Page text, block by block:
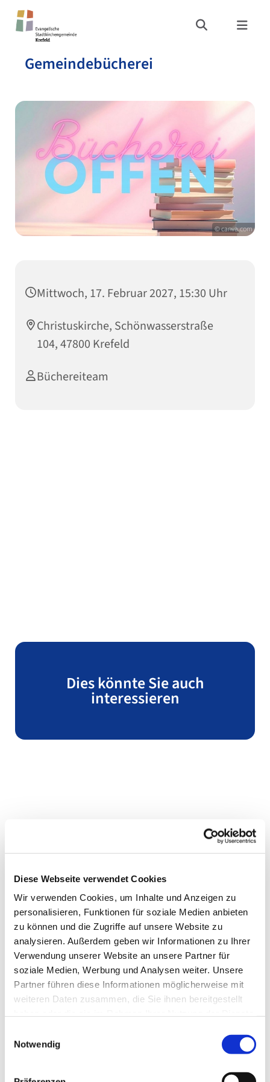
Diese Webseite verwendet Cookies
Wir verwenden Cookies, um Inhalte und Anzeigen zu
personalisieren, Funktionen für soziale Medien anbieten
zu können und die Zugriffe auf unsere Website zu
analysieren. Außerdem geben wir Informationen zu Ihrer
Verwendung unserer Website an unsere Partner für
soziale Medien, Werbung und Analysen weiter. Unsere
Partner führen diese Informationen möglicherweise mit
weiteren Daten zusammen, die Sie ihnen bereitgestellt
Notwendig
Gemeindebücherei
© canva.com
Mittwoch, 17. Februar 2027, 15:30 Uhr
Christuskirche, Schönwasserstraße
104, 47800 Krefeld
Büchereiteam
Dies könnte Sie auch
interessieren
Gemeindebrief